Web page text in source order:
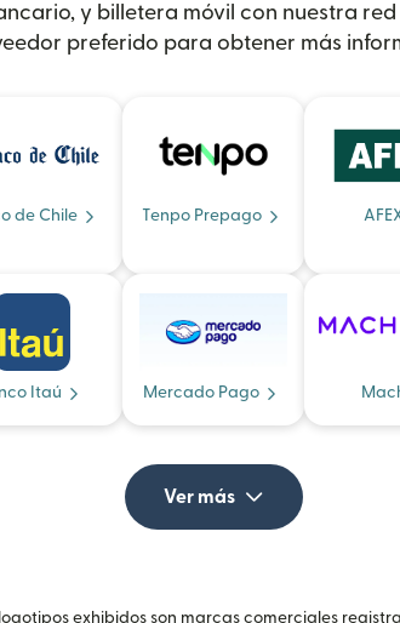
y billetera móvil con nuestra
preferido para obtener más
de Chile Tenpo Prepago
Itaú Mercado Pago
Ver más
exhibidos son marcas comerciales